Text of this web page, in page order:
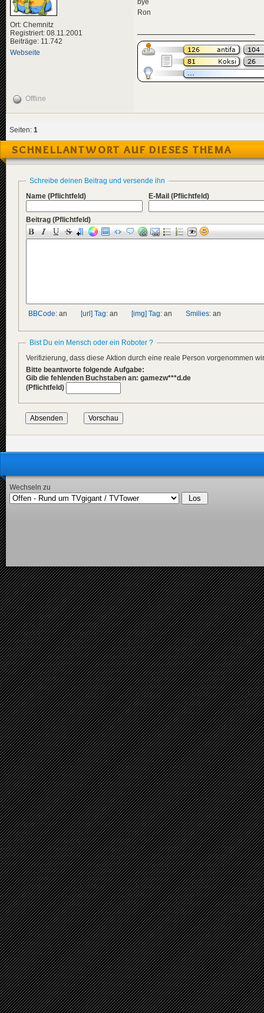
Ort: Chemnitz
Registriert: 08.11.2001
Beiträge: 11.742
Webseite
Ron
Offline
Seiten: 1
SCHNELLANTWORT AUF DIESES THEMA
Schreibe deinen Beitrag und versende ihn
Name (Pflichtfeld) E-Mail (Pflichtfeld)
Beitrag (Pflichtfeld)
BBCode: an [url] Tag: an [img] Tag: an Smilies: an
Bist Du ein Mensch oder ein Roboter ?
Verifizierung, dass diese Aktion durch eine reale Person vorgenommen
Bitte beantworte folgende Aufgabe:
Gib die fehlenden Buchstaben an: gamezw***d.de
(Pflichtfeld)
Wechseln zu